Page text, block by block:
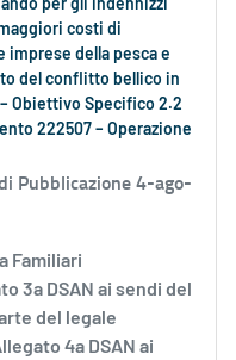
per gli indennizzi
costi di
imprese della pesca e
del conflitto bellico in
Obiettivo Specifico 2.2
222507 – Operazione
Pubblicazione 4-ago-
Familiari
3a DSAN ai sendi del
del legale
4a DSAN ai